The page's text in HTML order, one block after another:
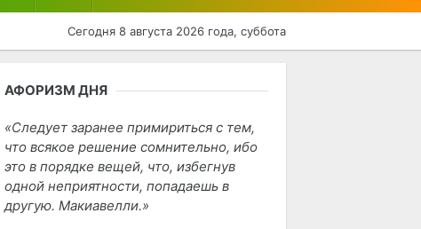
Сегодня 8 августа 2026 года, суббота
АФОРИЗМ ДНЯ
Следует заранее примириться с тем,
что всякое решение сомнительно, ибо
это в порядке вещей, что, избегнув
одной неприятности, попадаешь в
другую. Макиавелли.